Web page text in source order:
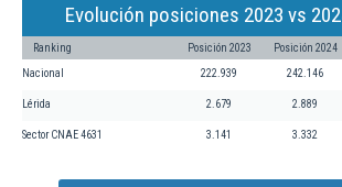
Evolución posiciones 2023 vs
Ranking Posición 2023 Posición 2024
Nacional 222.939 242.146
Lérida 2.679 2.889
Sector CNAE 4631 3.141 3.332